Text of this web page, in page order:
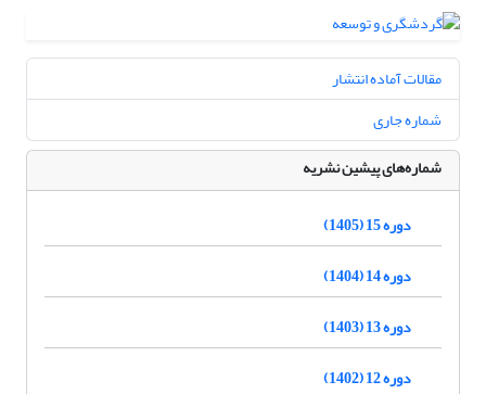
مقالات آماده انتشار
شماره جاری
شماره‌های پیشین نشریه
دوره 15 (1405)
دوره 14 (1404)
دوره 13 (1403)
دوره 12 (1402)